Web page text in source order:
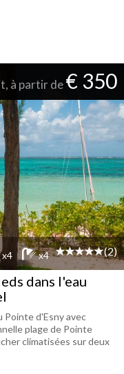
à partir de€ 350
x4 x4 (2)
dans l'eau
Pointe d'Esny avec
plage de Pointe
climatisées sur deux